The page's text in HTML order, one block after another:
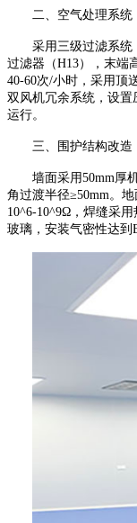
二、空气处理系统
采用三级过滤系统
过滤器（H13），末端
40-60次/小时，采用顶
双风机冗余系统，设
运行。
三、围护结构改造
墙面采用50mm厚
角过渡半径≥50mm 。
10^6-10^9Ω，焊缝采用
玻璃，安装气密性达到